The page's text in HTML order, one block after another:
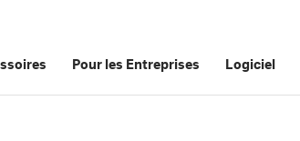
Pour les Entreprises Logiciel